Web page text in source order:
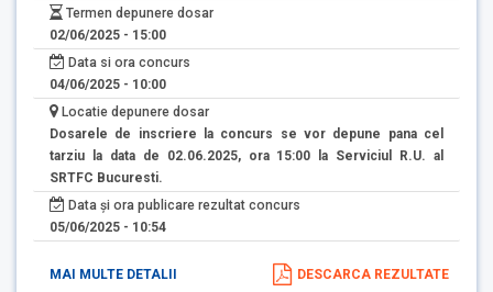
Termen depunere dosar
02/06/2025 - 15:00
Data si ora concurs
04/06/2025 - 10:00
Locatie depunere dosar
Dosarele de inscriere la concurs se vor depune pana cel
tarziu la data de 02.06.2025, ora 15:00 la Serviciul R.U. al
SRTFC Bucuresti.
Data și ora publicare rezultat concurs
05/06/2025 - 10:54
MAI MULTE DETALII DESCARCA REZULTATE